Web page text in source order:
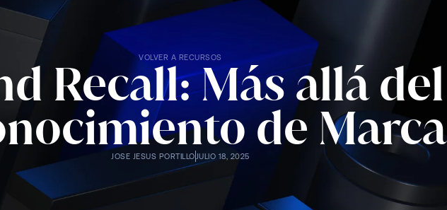
VOLVER A RECURSOS
Recall: Más allá del
de Marca
JOSE JESUS PORTILLO JULIO 18, 2025